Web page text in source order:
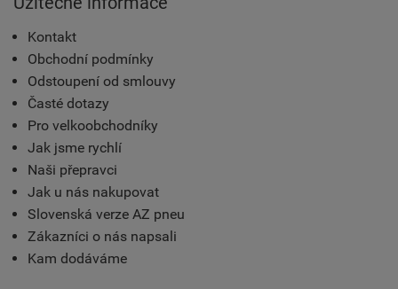
Kontakt
Obchodní podmínky
Odstoupení od smlouvy
Časté dotazy
Pro velkoobchodníky
Jak jsme rychlí
Naši přepravci
Jak u nás nakupovat
Slovenská verze AZ pneu
Zákazníci o nás napsali
Kam dodáváme